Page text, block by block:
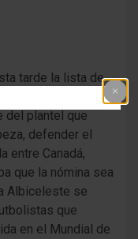
tarde la lista de
El técnico Lionel
del plantel que
defender el
entre Canadá,
que la nómina sea
Albiceleste se
que
en el Mundial de